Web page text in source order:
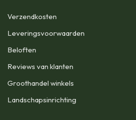
​Verzendkosten
Leveringsvoorwaarden
Beloften
Reviews van klanten
Groothandel winkels
Landschapsinrichting